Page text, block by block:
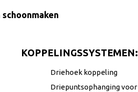
KOPPELINGSSYSTEMEN:
Driehoek koppeling
Driepuntsophanging voor